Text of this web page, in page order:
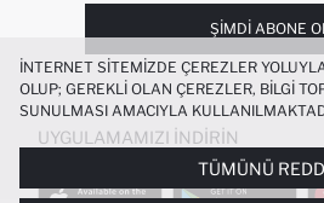
ŞIMDI ABONE
UYGULAMAMIZI İNDIRIN
İNTERNET SITEMIZDE ÇEREZLER
OLUP; GEREKLI OLAN ÇEREZLER, BILGI
SUNULMASI AMACIYLA
ÜÇÜNCÜ TARAF ÇEREZLER ISE SIZE DAHA
DENEYIMI SUNULABILMESI, SITEMIZIN
KIŞISELLEŞTIRMESI VE AÇIK RIZA
YÖNELIK PAZARLAMA FAALIYETLERININ
TÜMÜNÜ